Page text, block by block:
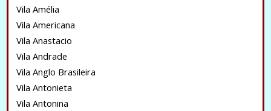
Vila Amélia
Vila Americana
Vila Anastacio
Vila Andrade
Vila Anglo Brasileira
Vila Antonieta
Vila Antonina